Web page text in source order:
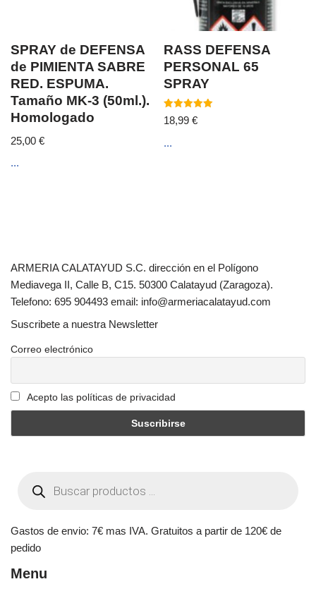
SPRAY de DEFENSA
de PIMIENTA SABRE
RED. ESPUMA.
Tamaño MK-3 (50ml.).
Homologado
25,00 €
...
RASS DEFENSA
PERSONAL 65
SPRAY
Valorado
con
18,99€
...
ARMERIA CALATAYUD S.C. dirección en el Polígono
Mediavega II, Calle B, C15. 50300 Calatayud (Zaragoza).
Telefono: 695 904493 email: info@armeriacalatayud.com
Suscribete a nuestra Newsletter
Correo electrónico
Acepto las políticas de privacidad
Gastos de envio: 7€ mas IVA. Gratuitos a partir de 120€ de
pedido
Menu